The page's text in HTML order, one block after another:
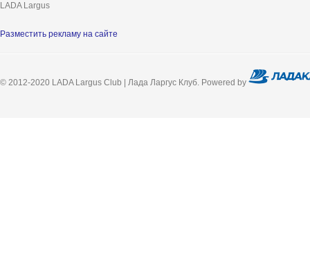
LADA Largus
Разместить рекламу на сайте
© 2012-2020 LADA Largus Club | Лада Ларгус Клуб. Powered by